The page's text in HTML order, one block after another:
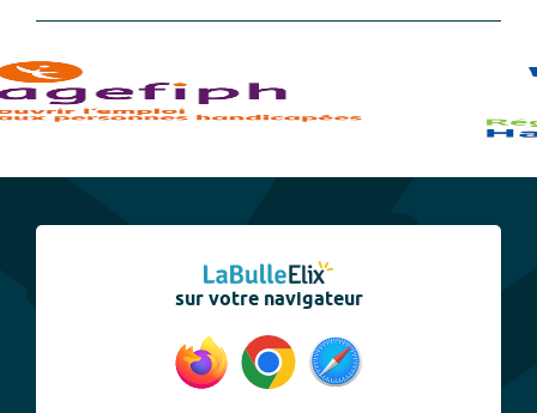
sur votre navigateur